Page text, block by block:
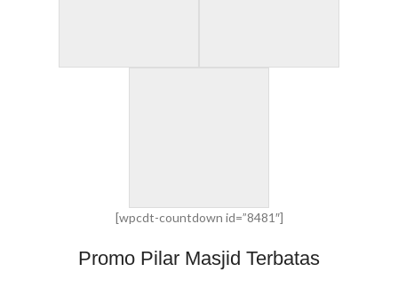
[wpcdt-countdown id=”8481″]
Promo Pilar Masjid Terbatas